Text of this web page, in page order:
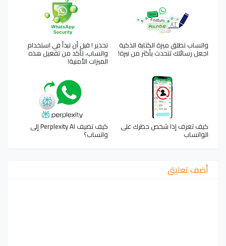
واتساب تطلق ميزة الكتابة الذكية
اجعل رسائلك تتحدث بأكثر من نبرة!
تحذير ! قبل أن تبدأ في استخدام
واتساب، تأكد من تفعيل هذه
الميزات الأمنية!
كيف تعرف إذا شخص حظرك على
الواتساب
كيف تضيف Perplexity AI إلى
واتساب؟
أضف تعليق